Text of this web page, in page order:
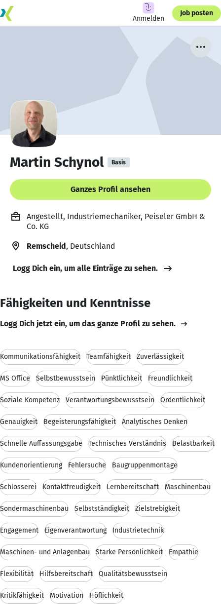
Anmelden
Job posten
Martin Schynol Basis
Ganzes Profil ansehen
Angestellt, Industriemechaniker, Peiseler GmbH &
Co. KG
Remscheid, Deutschland
Logg Dich ein, um alle Einträge zu sehen.
Fähigkeiten und Kenntnisse
Logg Dich jetzt ein, um das ganze Profil zu sehen.
Kommunikationsfähigkeit Teamfähigkeit Zuverlässigkeit
MS Office Selbstbewusstsein Pünktlichkeit Freundlichkeit
Soziale Kompetenz Verantwortungsbewusstsein Ordentlichkeit
Genauigkeit Begeisterungsfähigkeit Analytisches Denken
Schnelle Auffassungsgabe Technisches Verständnis Belastbarkeit
Kundenorientierung Fehlersuche Baugruppenmontage
Schlosserei Kontaktfreudigkeit Lernbereitschaft Maschinenbau
Sondermaschinenbau Selbstständigkeit Zielstrebigkeit
Engagement Eigenverantwortung Industrietechnik
Maschinen- und Anlagenbau Starke Persönlichkeit Empathie
Flexibilität Hilfsbereitschaft Qualitätsbewusstsein
Kritikfähigkeit Motivation Höflichkeit